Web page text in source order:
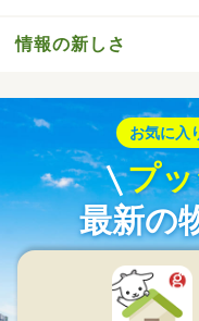
情報の新しさ
お気に入
プ
最新の